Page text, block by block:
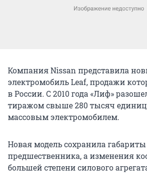
Компания Nissan представила
электромобиль Leaf, продажи
в России. С 2010 года «Лиф»
тиражом свыше 280 тысяч
массовым электромобилем.
Новая модель сохранила
предшественника, а изменения
большей степени силового